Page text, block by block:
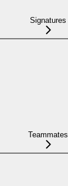
Signatures
Teammates